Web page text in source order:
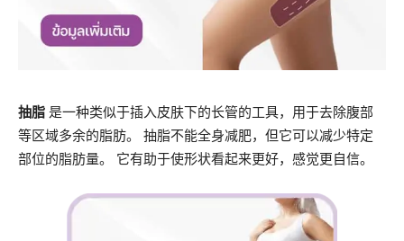
抽脂 是一种类似于插入皮肤下的长管的工具，用于去除腹部
等区域多余的脂肪。 抽脂不能全身减肥，但它可以减少特定
部位的脂肪量。 它有助于使形状看起来更好，感觉更自信。